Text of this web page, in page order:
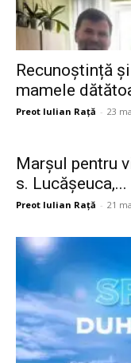
Recunoștință
mamele
Preot Iulian Raţă - 23
Marșul pentru
s. Lucășeuca,...
Preot Iulian Raţă - 21